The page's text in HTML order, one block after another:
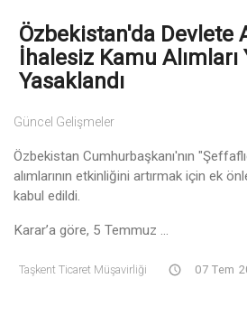
Özbekistan'da Devlete
İhalesiz Kamu Alımları
Yasaklandı
Güncel Gelişmeler
Özbekistan Cumhurbaşkanı'nın
alımlarının etkinliğini artırmak için ek
kabul edildi.
Karar’a göre, 5 Temmuz ...
Taşkent Ticaret Müşavirliği 07 Tem